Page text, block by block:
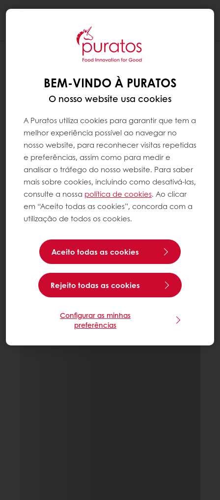
BEM-VINDO À PURATOS
O nosso website usa cookies
A Puratos utiliza cookies para garantir que tem a
melhor experiência possível ao navegar no
nosso website, para reconhecer visitas repetidas
e preferências, assim como para medir e
analisar o tráfego do nosso website. Para saber
mais sobre cookies, incluindo como desativá-las,
consulte a nossa política de cookies. Ao clicar
em “Aceito todas as cookies”, concorda com a
utilização de todos os cookies.
Aceito todas as cookies
Rejeito todas as cookies
Configurar as minhas
preferências